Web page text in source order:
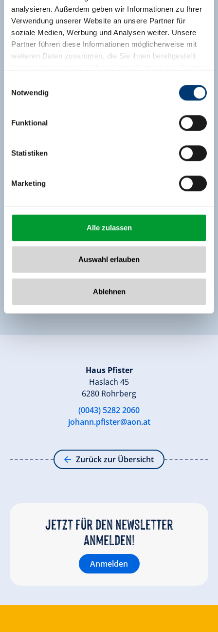
analysieren. Außerdem geben wir Informationen zu Ihrer
Verwendung unserer Website an unsere Partner für
soziale Medien, Werbung und Analysen weiter. Unsere
Partner führen diese Informationen möglicherweise mit
weiteren Daten zusammen, die Sie ihnen bereitgestellt
Rohr 23// A-6280 Zell am Ziller
www.zillertalarena.com
Notwendig
Funktional
Statistiken
Marketing
Alle zulassen
Auswahl erlauben
Ablehnen
Vorname*
Name*
E-Mail*
Telefon (Für Rückfragen)
Ihre Nachricht
* Ich stimme der Erfassung und elektronischen
Verarbeitung meiner Daten zu. Alle Infos finden Sie
Anfrage senden
Haus Pfister
Haslach 45
6280 Rohrberg
(0043) 5282 2060
johann.pfister@aon.at
Zurück zur Übersicht
Jetzt für den newsletter
anmelden!
Anmelden